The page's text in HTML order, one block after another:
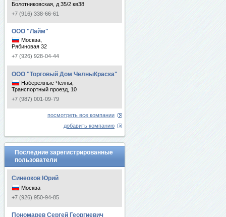
Болотниковская, д 35/2 кв38
+7 (916) 338-66-61
ООО "Лайм"
Москва,
Рябиновая 32
+7 (926) 928-04-44
ООО "Торговый Дом ЧелныКраска"
Набережные Челны,
Транспортный проезд, 10
+7 (987) 001-09-79
посмотреть все компании
добавить компанию
Последние зарегистрированные
пользователи
Синеоков Юрий
Москва
+7 (926) 950-94-85
Пономарев Сергей Георгиевич